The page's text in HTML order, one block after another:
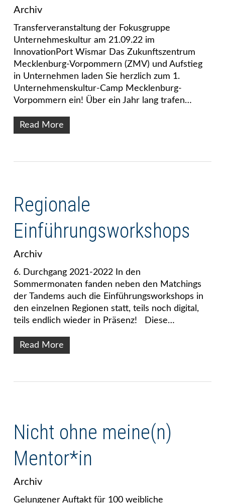
Archiv
Transferveranstaltung der Fokusgruppe
Unternehmeskultur am 21.09.22 im
InnovationPort Wismar Das Zukunftszentrum
Mecklenburg-Vorpommern (ZMV) und Aufstieg
in Unternehmen laden Sie herzlich zum 1.
Unternehmenskultur-Camp Mecklenburg-
Vorpommern ein! Über ein Jahr lang trafen…
Read More
Regionale
Einführungsworkshops
Archiv
6. Durchgang 2021-2022 In den
Sommermonaten fanden neben den Matchings
der Tandems auch die Einführungsworkshops in
den einzelnen Regionen statt, teils noch digital,
teils endlich wieder in Präsenz! Diese…
Read More
Nicht ohne meine(n)
Mentor*in
Archiv
Gelungener Auftakt für 100 weibliche